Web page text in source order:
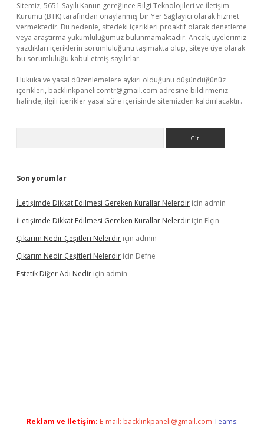
Sitemiz, 5651 Sayılı Kanun gereğince Bilgi Teknolojileri ve İletişim
Kurumu (BTK) tarafından onaylanmış bir Yer Sağlayıcı olarak hizmet
vermektedir. Bu nedenle, sitedeki içerikleri proaktif olarak denetleme
veya araştırma yükümlülüğümüz bulunmamaktadır. Ancak, üyelerimiz
yazdıkları içeriklerin sorumluluğunu taşımakta olup, siteye üye olarak
bu sorumluluğu kabul etmiş sayılırlar.
Hukuka ve yasal düzenlemelere aykırı olduğunu düşündüğünüz
içerikleri, backlinkpanelicomtr@gmail.com adresine bildirmeniz
halinde, ilgili içerikler yasal süre içerisinde sitemizden kaldırılacaktır.
Son yorumlar
İLetişimde Dikkat Edilmesi Gereken Kurallar Nelerdir için admin
İLetişimde Dikkat Edilmesi Gereken Kurallar Nelerdir için Elçin
Çıkarım Nedir Çeşitleri Nelerdir için admin
Çıkarım Nedir Çeşitleri Nelerdir için Defne
Estetik Diğer Adı Nedir için admin
Reklam ve İletişim: E-mail: backlinkpaneli@gmail.com Teams: